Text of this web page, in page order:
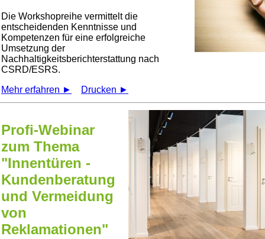
Die Workshopreihe vermittelt die
entscheidenden Kenntnisse und
Kompetenzen für eine erfolgreiche
Umsetzung der
Nachhaltigkeitsberichterstattung nach
CSRD/ESRS.
Mehr erfahren ►
Drucken ►
Profi-Webinar
zum Thema
"Innentüren -
Kundenberatung
und Vermeidung
von
Reklamationen"